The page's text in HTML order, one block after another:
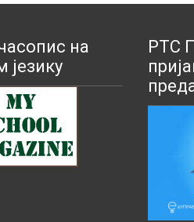
на
језику
РТС